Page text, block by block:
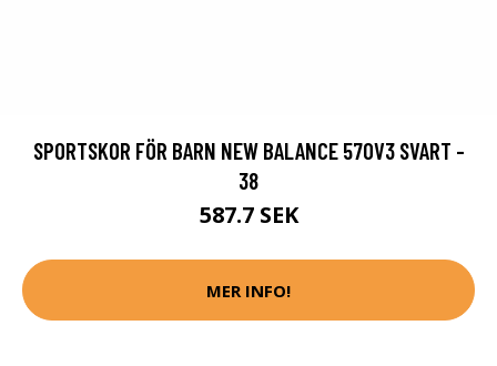
SPORTSKOR FÖR BARN NEW BALANCE 570V3 SVART -
38
587.7 SEK
MER INFO!